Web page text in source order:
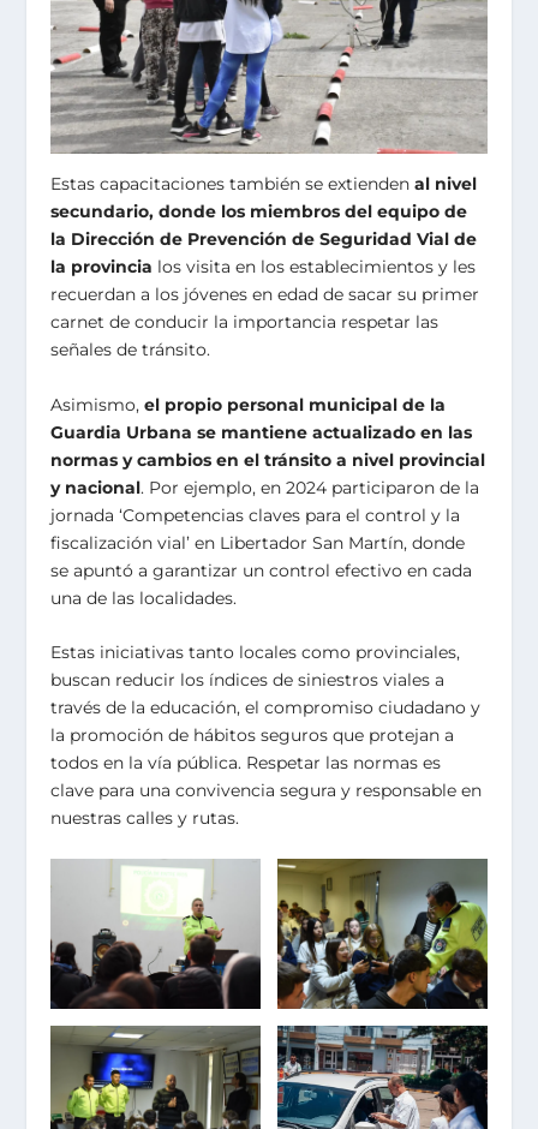
Estas capacitaciones también se extienden al nivel
secundario, donde los miembros del equipo de
la Dirección de Prevención de Seguridad Vial de
la provincia los visita en los establecimientos y les
recuerdan a los jóvenes en edad de sacar su primer
carnet de conducir la importancia respetar las
señales de tránsito.
Asimismo,el propio personal municipal de la
Guardia Urbana se mantiene actualizado en las
normas y cambios en el tránsito a nivel provincial
y nacional. Por ejemplo, en 2024 participaron de la
jornada ‘Competencias claves para el control y la
fiscalización vial’ en Libertador San Martín, donde
se apuntó a garantizar un control efectivo en cada
una de las localidades.
Estas iniciativas tanto locales como provinciales,
buscan reducir los índices de siniestros viales a
través de la educación, el compromiso ciudadano y
la promoción de hábitos seguros que protejan a
todos en la vía pública. Respetar las normas es
clave para una convivencia segura y responsable en
nuestras calles y rutas.